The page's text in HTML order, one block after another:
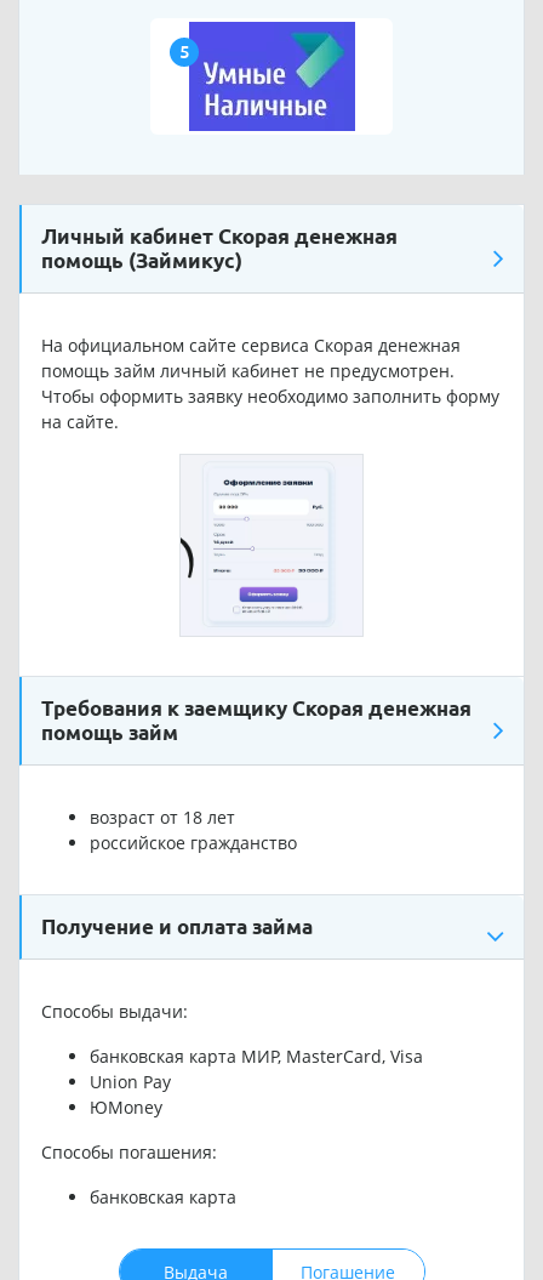
5
Личный кабинет Скорая денежная
помощь (Займикус)
На официальном сайте сервиса Скорая денежная
помощь займ личный кабинет не предусмотрен.
Чтобы оформить заявку необходимо заполнить форму
на сайте.
Требования к заемщику Скорая денежная
помощь займ
возраст от 18 лет
российское гражданство
Получение и оплата займа
Способы выдачи:
банковская карта МИР, MasterCard, Visa
Union Pay
ЮMoney
Способы погашения:
банковская карта
Выдача Погашение